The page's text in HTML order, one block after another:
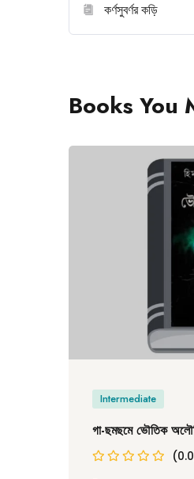
কর্ণসুবর্ণর কড়ি
Books You
Intermediate
গা-ছমছমে ভৌতিক